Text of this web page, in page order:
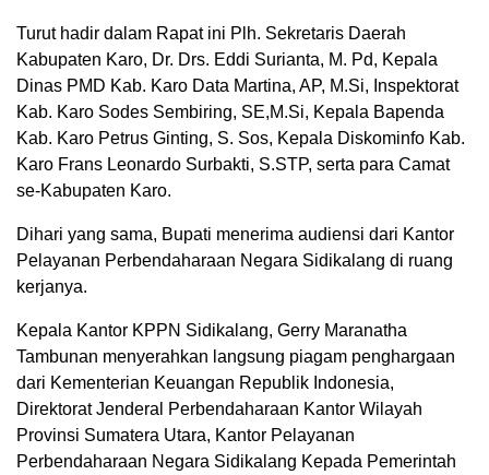
Turut hadir dalam Rapat ini Plh. Sekretaris Daerah
Kabupaten Karo, Dr. Drs. Eddi Surianta, M. Pd, Kepala
Dinas PMD Kab. Karo Data Martina, AP, M.Si, Inspektorat
Kab. Karo Sodes Sembiring, SE,M.Si, Kepala Bapenda
Kab. Karo Petrus Ginting, S. Sos, Kepala Diskominfo Kab.
Karo Frans Leonardo Surbakti, S.STP, serta para Camat
se-Kabupaten Karo.
Dihari yang sama, Bupati menerima audiensi dari Kantor
Pelayanan Perbendaharaan Negara Sidikalang di ruang
kerjanya.
Kepala Kantor KPPN Sidikalang, Gerry Maranatha
Tambunan menyerahkan langsung piagam penghargaan
dari Kementerian Keuangan Republik Indonesia,
Direktorat Jenderal Perbendaharaan Kantor Wilayah
Provinsi Sumatera Utara, Kantor Pelayanan
Perbendaharaan Negara Sidikalang Kepada Pemerintah